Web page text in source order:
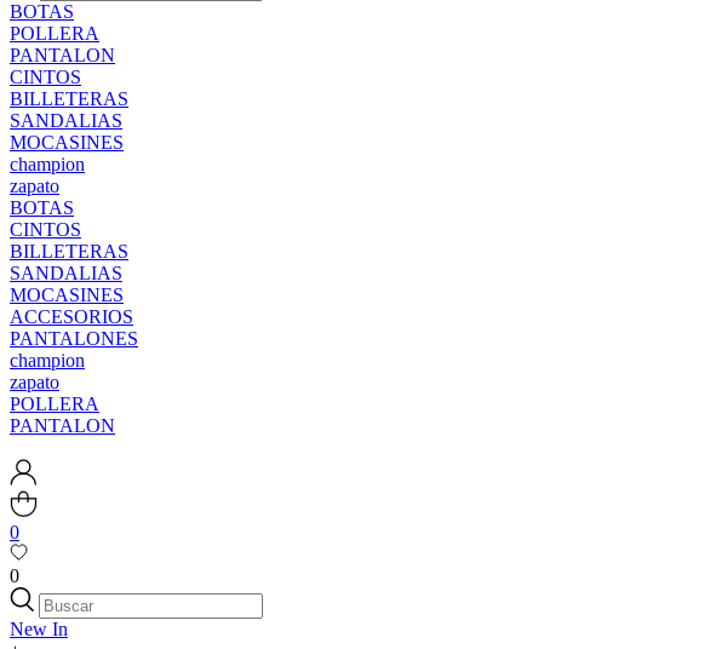
BOTAS
POLLERA
PANTALON
CINTOS
BILLETERAS
SANDALIAS
MOCASINES
champion
zapato
BOTAS
CINTOS
BILLETERAS
SANDALIAS
MOCASINES
ACCESORIOS
PANTALONES
champion
zapato
POLLERA
PANTALON
0
0
New In